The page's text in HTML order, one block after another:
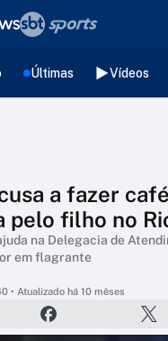
Últimas Vídeos
a fazer
pelo filho no
na Delegacia de
em flagrante
• Atualizado há 10 mêses